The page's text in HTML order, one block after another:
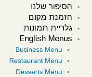
הסיפור שלנו
הזמנת מקום
גלריית תמונות
English Menus
Business Menu
Restaurant Menu
Desserts Menu